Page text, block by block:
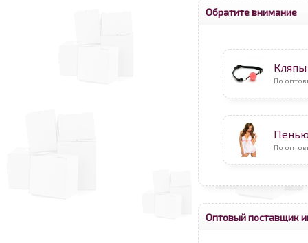
Обратите внимание
Кляпы
По
По
Оптовый поставщик